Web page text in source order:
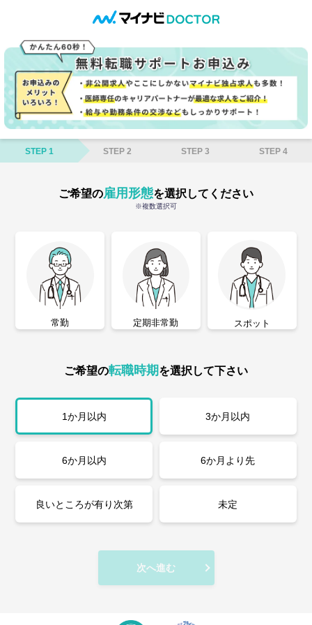
STEP 1 STEP 2 STEP 3 STEP 4
ご希望の雇用形態を選択してください
※複数選択可
常勤 定期非常勤 スポット
ご希望の転職時期を選択して下さい
1か月以内 3か月以内
6か月以内 6か月より先
良いところが有り次第 未定
次へ進む